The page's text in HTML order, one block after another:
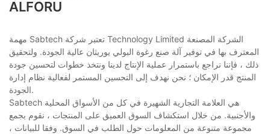
ALFORU
مهمة Sabtech تعتبر شركة Technology Limited الشركة المصنعة
المعترف بها في توفير آلة صنع رغوة البولي يوريثان عالية الجودة. ولتحقيق
ذلك ، فإننا نراجع باستمرار عملية الإنتاج لدينا ونتخذ خطوات لتحسين جودة
المنتج قدر الإمكان ؛ نحن نهدف إلى التحسين المستمر لفعالية نظام إدارة
الجودة.
Sabtech هي العلامة التجارية الشهيرة في كل من الأسواق المحلية
والأجنبية. من خلال استكشاف السوق العميق على المنتجات ، نقوم بجمع
مجموعة متنوعة من المعلومات حول الطلب في السوق. وفقا للبيانات ،